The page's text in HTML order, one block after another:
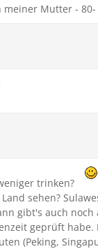
Mutter -
trinken?
sehen?
gibt's auch
geprüft
(Peking,